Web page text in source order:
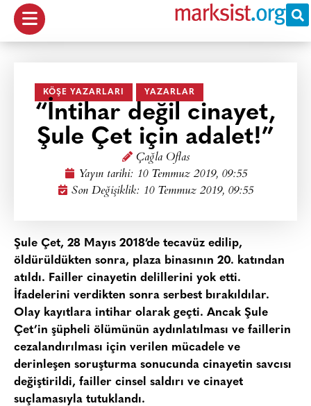
KÖŞE YAZARLARI YAZARLAR
“İntihar değil cinayet,
Şule Çet için adalet!”
Çağla Oflas
Yayın tarihi: 10 Temmuz 2019, 09:55
Son Değişiklik: 10 Temmuz 2019, 09:55
Şule Çet, 28 Mayıs 2018’de tecavüz edilip,
öldürüldükten sonra, plaza binasının 20. katından
atıldı. Failler cinayetin delillerini yok etti.
İfadelerini verdikten sonra serbest bırakıldılar.
Olay kayıtlara intihar olarak geçti. Ancak Şule
Çet’in şüpheli ölümünün aydınlatılması ve faillerin
cezalandırılması için verilen mücadele ve
derinleşen soruşturma sonucunda cinayetin savcısı
değiştirildi, failler cinsel saldırı ve cinayet
suçlamasıyla tutuklandı.